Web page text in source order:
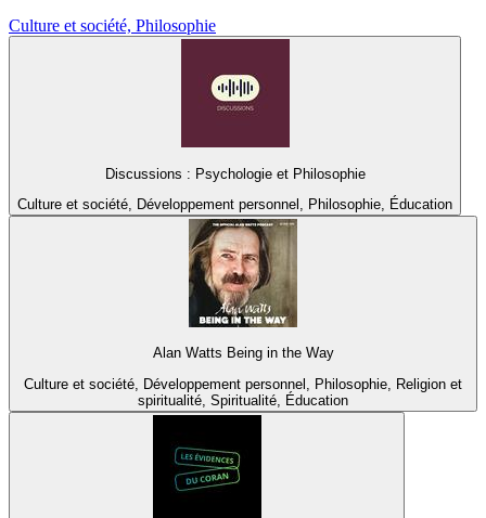
Culture et société, Philosophie
Discussions : Psychologie et Philosophie
Culture et société, Développement personnel, Philosophie, Éducation
Alan Watts Being in the Way
Culture et société, Développement personnel, Philosophie, Religion et
spiritualité, Spiritualité, Éducation